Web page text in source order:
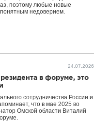
поэтому любые новые
недоверием.
24.07.2026
в форуме, это
сотрудничества России и
что в мае 2025 во
Омской области Виталий